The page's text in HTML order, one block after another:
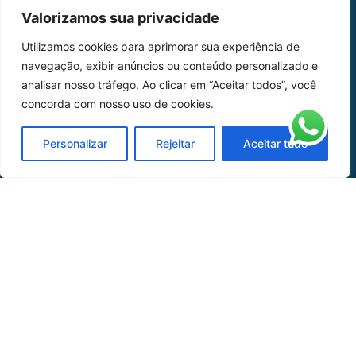
Valorizamos sua privacidade
Utilizamos cookies para aprimorar sua experiência de
navegação, exibir anúncios ou conteúdo personalizado e
analisar nosso tráfego. Ao clicar em “Aceitar todos”, você
concorda com nosso uso de cookies.
Personalizar Rejeitar Aceitar tudo
Peças
Catálogo de Aplicações
Oficina de Mangueiras